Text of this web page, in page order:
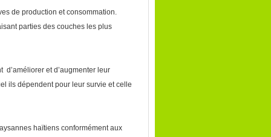
de production et consommation.
parties des couches les plus
d’améliorer et d’augmenter leur
ils dépendent pour leur survie et celle
haïtiens conformément aux